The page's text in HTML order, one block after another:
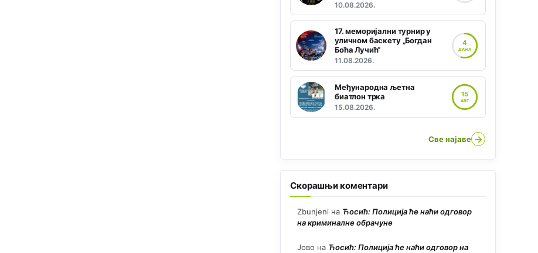
10.08.2026.
17. меморијални турнир у
уличном баскету „Богдан
Боћа Лучић“
11.08.2026.
4
ДАНА
Међународна љетна
биатлон трка
15.08.2026.
15
АВГ
Све најаве →
Скорашњи коментари
Zbunjeni на Ћосић: Полиција ће наћи одговор
на криминалне обрачуне
Јово на Ћосић: Полиција ће наћи одговор на